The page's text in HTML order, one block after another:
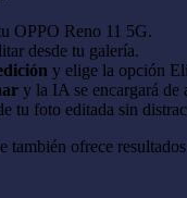
OPPO Reno 11 5G.
desde tu galería.
y elige la opción
y la IA se encargará de
tu foto editada sin
también ofrece